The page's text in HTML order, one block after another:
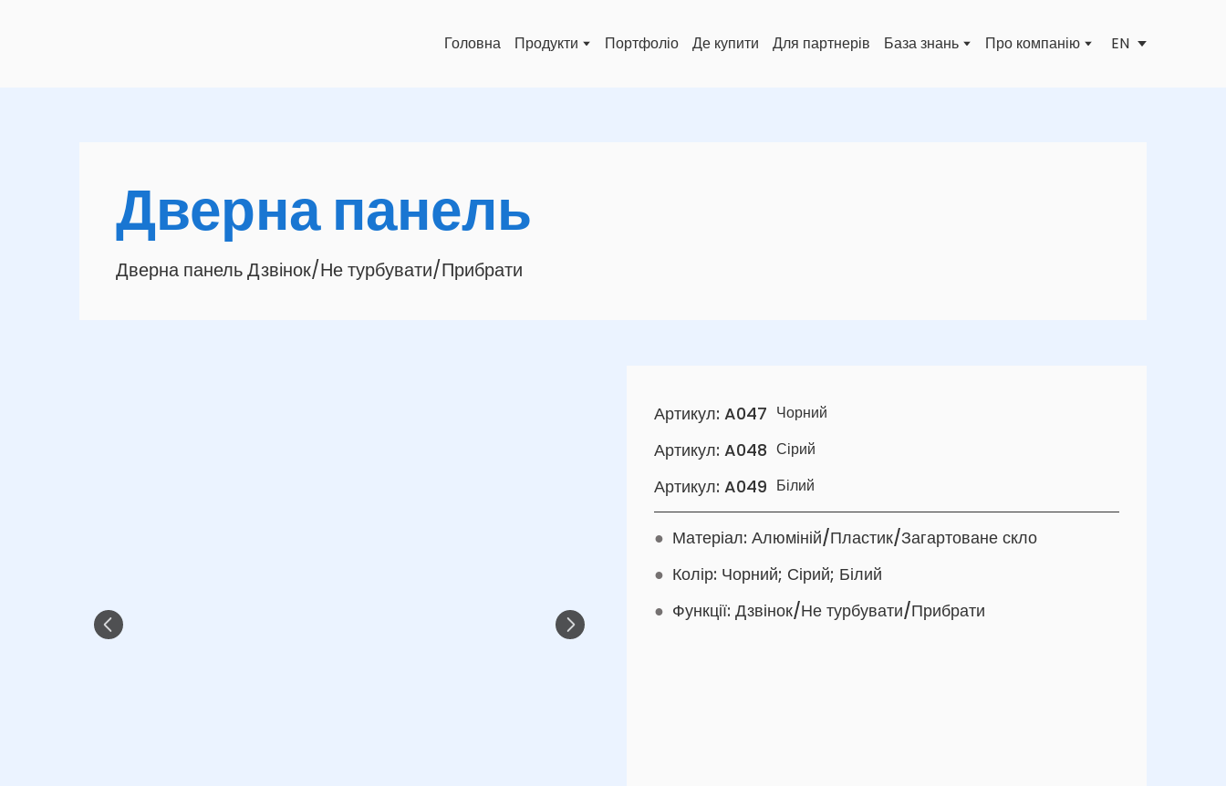
Головна Продукти Портфоліо Де купити Для партнерів База знань Про компанію EN
Дверна панель
Дверна панель Дзвінок/Не турбувати/Прибрати
Артикул: A047 Чорний
Артикул: A048 Сірий
Артикул: A049 Білий
● Матеріал: Алюміній/Пластик/Загартоване скло
● Колір: Чорний; Сірий; Білий
● Функції: Дзвінок/Не турбувати/Прибрати